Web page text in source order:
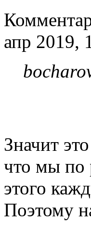
апр 2019,
Значит
что мы по
этого
Поэтому